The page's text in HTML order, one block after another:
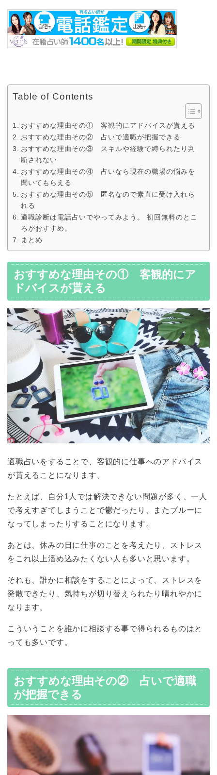
Table of Contents
おすすめな理由その① 客観的にアドバイスが貰える
おすすめな理由その② 占いで適職が把握できる
おすすめな理由その③ スキルや経験で縛られたり判
断されない
おすすめな理由その④ 占いなら現在の職場の悩みを
聞いてもらえる
おすすめな理由その⑤ 匿名なので素直に受け入れら
れる
適職診断は電話占いでやってみよう。 初回無料のとこ
ろがおすすめ。
まとめ
おすすめな理由その① 客観的にア
ドバイスが貰える
適職占いをすることで、客観的に仕事へのアドバイス
が貰えることになります。
たとえば、自分1人では解決できない問題が多く、一人
で考えすぎてしまうことで鬱だったり、またブルーに
なってしまったりすることになります。
あとは、休みの日に仕事のことを考えたり、ストレス
をこれ以上溜め込みたくない人も多いと思います。
それも、誰かに相談をすることによって、ストレスを
発散できたり、気持ちが切り替えられたり晴れやかに
なります。
こういうことを誰かに相談する事で得られるものはと
っても多いです。
おすすめな理由その② 占いで適職
が把握できる